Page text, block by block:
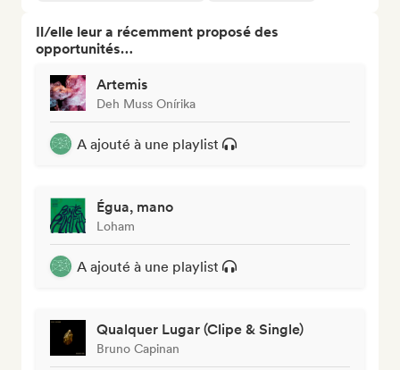
Il/elle leur a récemment proposé des
opportunités…
Artemis
Deh Muss Onírika
A ajouté à une playlist
Égua, mano
Loham
A ajouté à une playlist
Qualquer Lugar (Clipe & Single)
Bruno Capinan